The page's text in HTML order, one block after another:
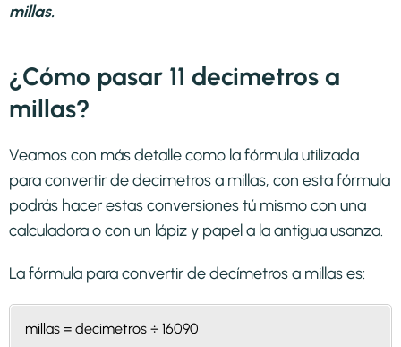
millas.
¿Cómo pasar 11 decimetros a
millas?
Veamos con más detalle como la fórmula utilizada
para convertir de decimetros a millas, con esta fórmula
podrás hacer estas conversiones tú mismo con una
calculadora o con un lápiz y papel a la antigua usanza.
La fórmula para convertir dedecímetros a millases:
millas = decimetros ÷ 16090